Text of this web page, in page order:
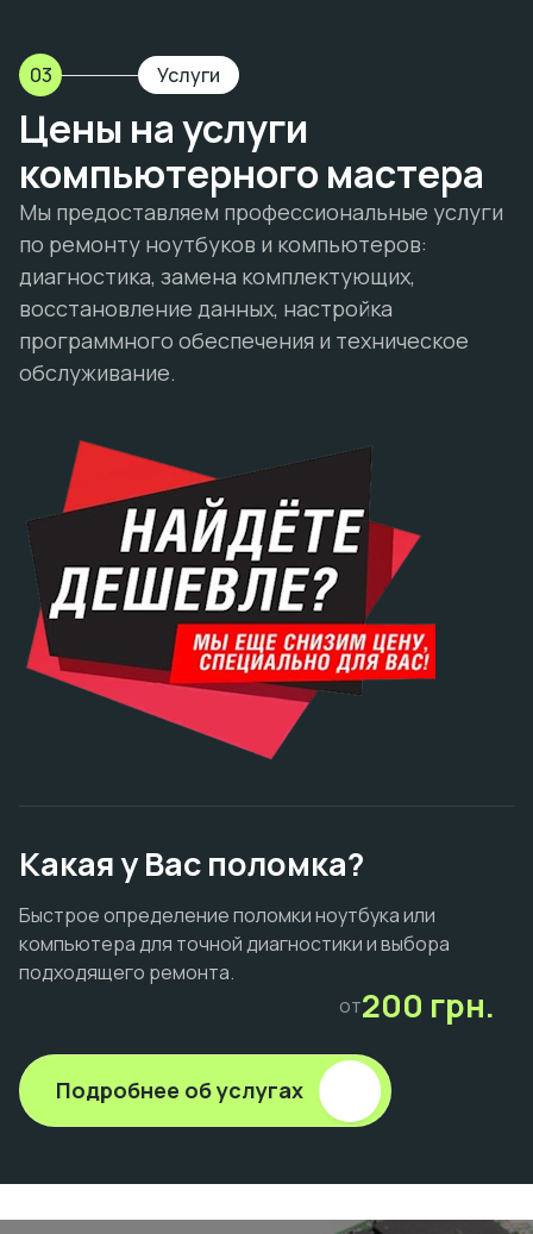
03 Услуги
Цены на услуги
компьютерного мастера
Мы предоставляем профессиональные услуги
по ремонту ноутбуков и компьютеров:
диагностика, замена комплектующих,
восстановление данных, настройка
программного обеспечения и техническое
обслуживание.
Какая у Вас поломка?
Быстрое определение поломки ноутбука или
компьютера для точной диагностики и выбора
подходящего ремонта.
от200 грн.
Подробнее об услугах